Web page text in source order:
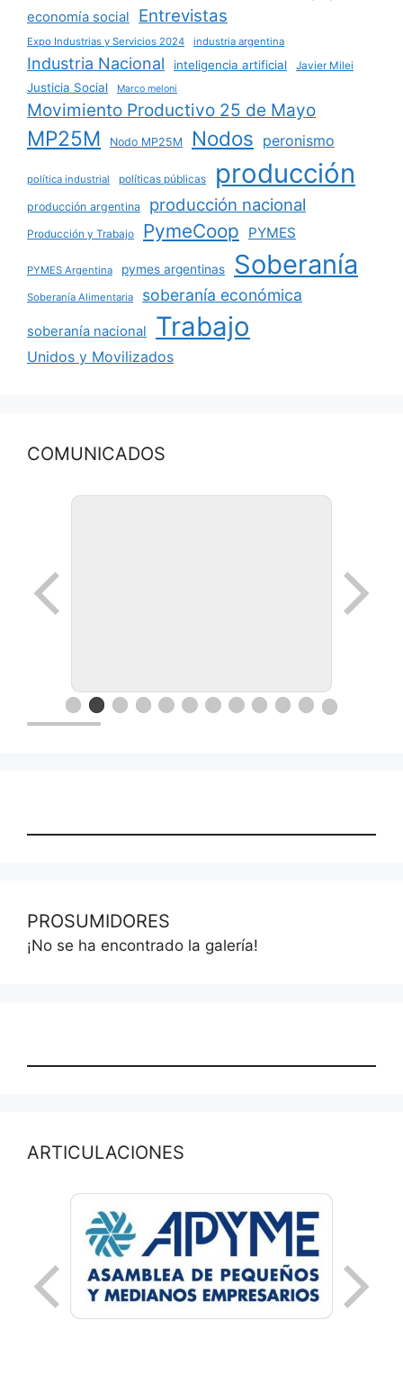
economía social Entrevistas
Expo Industrias y Servicios 2024 industria argentina
Industria Nacional inteligencia artificial Javier Milei
Justicia Social Marco meloni
Movimiento Productivo 25 de Mayo
MP25M Nodo MP25M Nodos peronismo
política industrial políticas públicas producción
producción argentina producción nacional
Producción y Trabajo PymeCoop PYMES
PYMES Argentina pymes argentinas Soberanía
Soberanía Alimentaria soberanía económica
soberanía nacional Trabajo
Unidos y Movilizados
COMUNICADOS
PROSUMIDORES
¡No se ha encontrado la galería!
ARTICULACIONES